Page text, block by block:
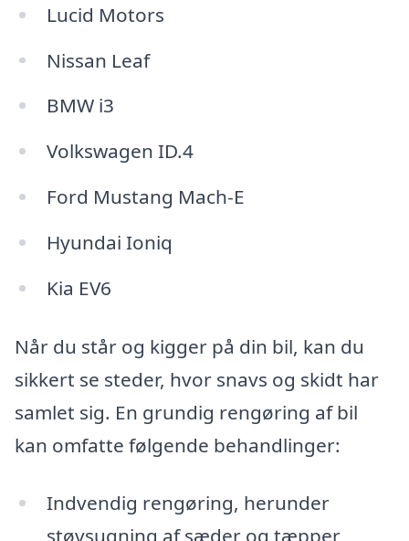
Lucid Motors
Nissan Leaf
BMW i3
Volkswagen ID.4
Ford Mustang Mach-E
Hyundai Ioniq
Kia EV6
Når du står og kigger på din bil, kan du
sikkert se steder, hvor snavs og skidt har
samlet sig. En grundig rengøring af bil
kan omfatte følgende behandlinger:
Indvendig rengøring, herunder
støvsugning af sæder og tæpper